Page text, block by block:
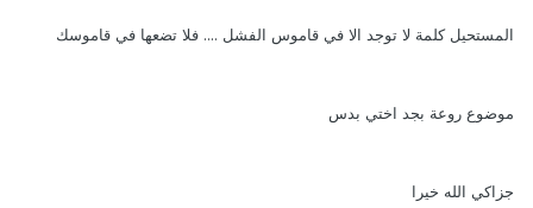
المستحيل كلمة لا توجد الا في قاموس الفشل .... فلا تضعها في قاموسك
موضوع روعة بجد اختي بدس
جزاكي الله خيرا